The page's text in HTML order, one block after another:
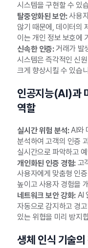
시스템을 구현할 수 있
탈중앙화된 보안:사용
않기 때문에, 데이터의
이는 개인 정보 보호에
신속한 인증:거래가 발
시스템은 즉각적인 신
크게 향상시킬 수 있습
인공지능(AI)과
역할
실시간 위험 분석:AI와
분석하여 고객의 인증
실시간으로 파악하고
개인화된 인증 경험:고
사용자에게 맞춤형 인
높이고 사용자 경험을
네트워크 보안 강화:AI
자동으로 감지하고 경
있는 위협을 미리 방지
생체 인식 기술의